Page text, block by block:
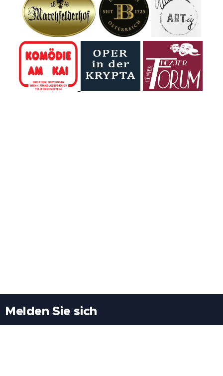
Melden Sie sich